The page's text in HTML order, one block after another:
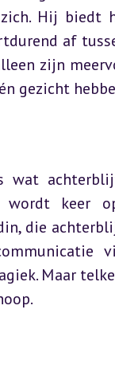
Hij biedt
af
zijn
gezicht
wat
wordt keer
die
Maar